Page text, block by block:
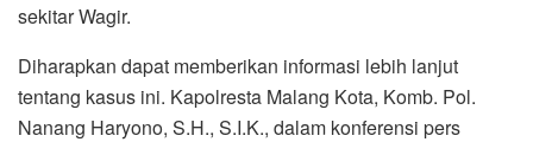
sekitar Wagir.
Diharapkan dapat memberikan informasi lebih lanjut
tentang kasus ini. Kapolresta Malang Kota, Komb. Pol.
Nanang Haryono, S.H., S.I.K., dalam konferensi pers